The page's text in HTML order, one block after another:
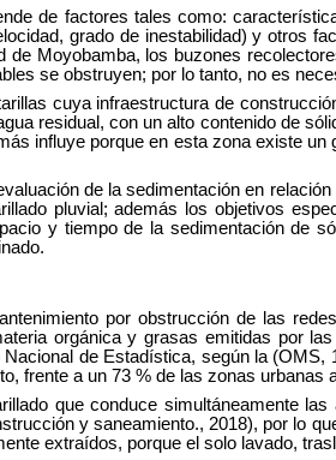
de factores tales como:
grado de inestabilidad) y otros
de Moyobamba, los buzones
se obstruyen; por lo tanto, no es
cuya infraestructura de
residual, con un alto contenido de
influye porque en esta zona existe
de la sedimentación en
pluvial; además los objetivos
y tiempo de la sedimentación de
por obstrucción de las
orgánica y grasas emitidas por
de Estadística, según la
frente a un 73 % de las zonas urbanas
que conduce simultáneamente
y saneamiento., 2018), por lo
extraídos, porque el solo lavado,